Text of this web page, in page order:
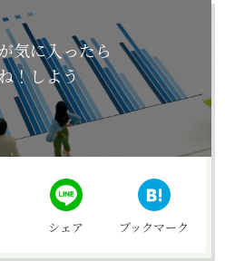
気に入ったら
！しよう
シェア ブックマーク